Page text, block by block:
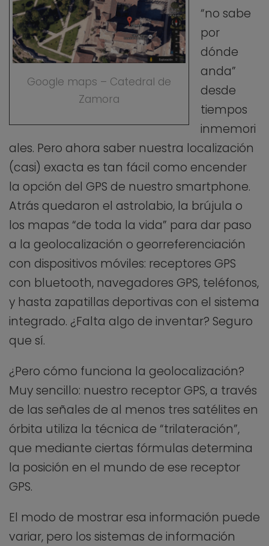
Google maps – Catedral de
Zamora
“no sabe
por
dónde
anda”
desde
tiempos
inmemori
ales. Pero ahora saber nuestra localización
(casi) exacta es tan fácil como encender
la opción del GPS de nuestro smartphone.
Atrás quedaron el astrolabio, la brújula o
los mapas “de toda la vida” para dar paso
a la geolocalización o georreferenciación
con dispositivos móviles: receptores GPS
con bluetooth, navegadores GPS, teléfonos,
y hasta zapatillas deportivas con el sistema
integrado. ¿Falta algo de inventar? Seguro
que sí.
¿Pero cómo funciona la geolocalización?
Muy sencillo: nuestro receptor GPS, a través
de las señales de al menos tres satélites en
órbita utiliza la técnica de “trilateración”,
que mediante ciertas fórmulas determina
la posición en el mundo de ese receptor
GPS.
El modo de mostrar esa información puede
variar, pero los sistemas de información